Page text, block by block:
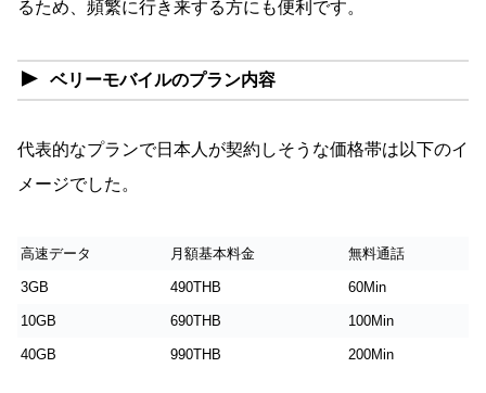
るため、頻繁に行き来する方にも便利です。
ベリーモバイルのプラン内容
代表的なプランで日本人が契約しそうな価格帯は以下のイ
メージでした。
高速データ 月額基本料金 無料通話
3GB 490THB 60Min
10GB 690THB 100Min
40GB 990THB 200Min